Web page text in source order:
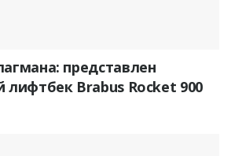
представлен
лифтбек Brabus Rocket 900